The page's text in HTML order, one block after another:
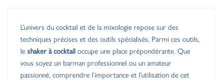
L’univers du cocktail et de la mixologie repose sur des
techniques précises et des outils spécialisés. Parmi ces outils,
leshaker à cocktailoccupe une place prépondérante. Que
vous soyez un barman professionnel ou un amateur
passionné, comprendre l’importance et l’utilisation de cet